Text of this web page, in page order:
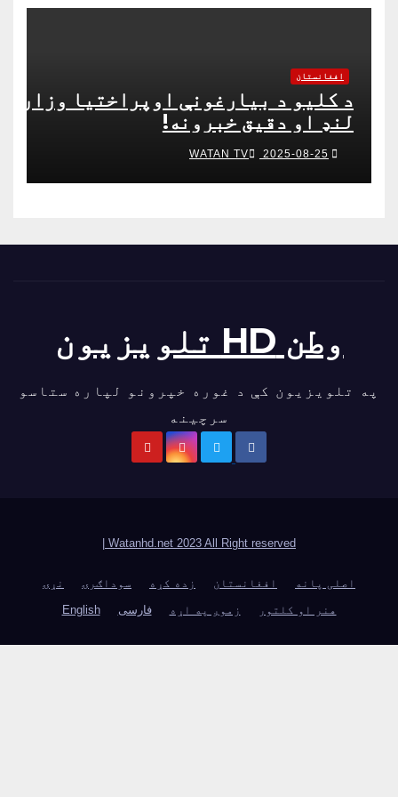
افغانستان
د کلیو د بیارغونې اوپراختیا وزارت
لنډ او دقیق خبرونه!
2025-08-25
WATAN TV
وطن HD تلویزیون
په تلویزیون کې د غوره خپرونو لپاره ستاسو
سرچینه
Watanhd.net 2023 All Right reserved
|
اصلی پانه افغانستان زده کړه سوداګرۍ
نړۍ
هنر او کلتور
زموږ په اړه فارسی English